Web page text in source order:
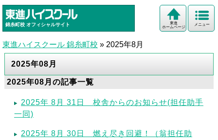
錦糸町校 オフィシャルサイト メニュー
東進
ホームページ
東進ハイスクール 錦糸町校 » 2025年8月
2025年08月
2025年08月の記事一覧
2025年 8月 31日 校舎からのお知らせ(担任助手
一同)
2025年 8月 30日 燃え尽き回避！（翁担任助